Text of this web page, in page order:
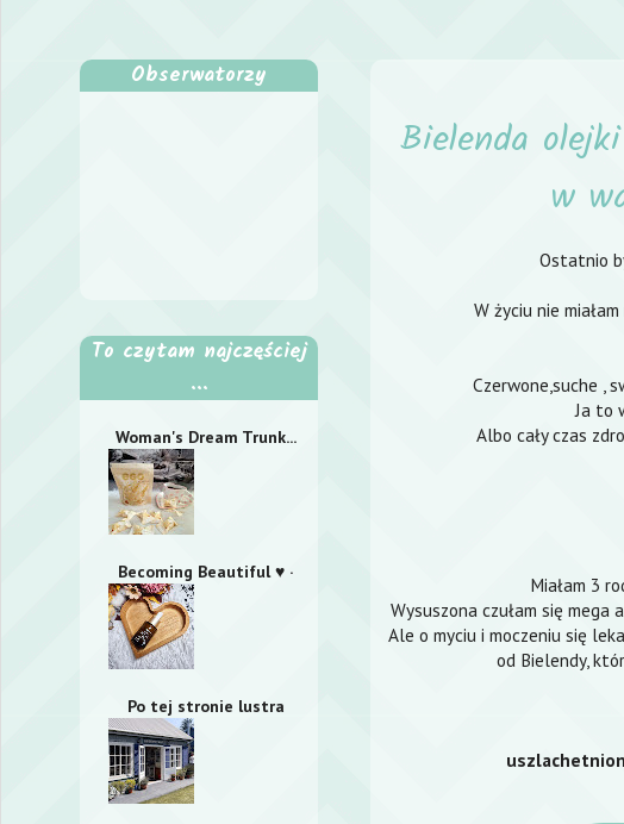
Bielenda
w
Ostatnio
W życiu nie
Czerwone,suche ,
Ja to
Albo cały czas
Miałam 3
Wysuszona czułam się mega
Ale o myciu i moczeniu się
od Bielendy,
Obserwatorzy
To czytam najczęściej
...
Woman's Dream Trunk...
Becoming Beautiful ♥ ·
Po tej stronie lustra